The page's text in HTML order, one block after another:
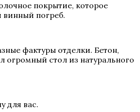
покрытие, которое
винный погреб.
фактуры отделки. Бетон,
огромный стол из натурального
для вас.